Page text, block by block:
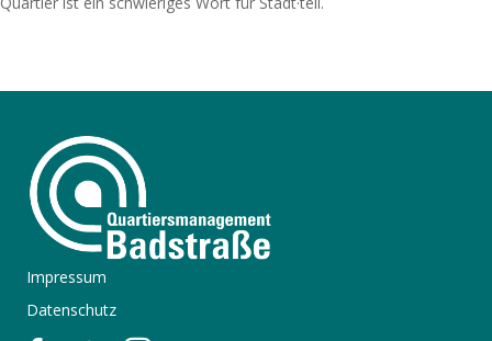
Impressum
Datenschutz